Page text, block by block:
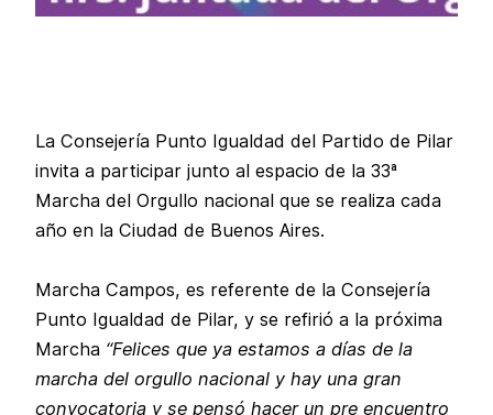
La Consejería Punto Igualdad del Partido de Pilar
invita a participar junto al espacio de la 33ª
Marcha del Orgullo nacional que se realiza cada
año en la Ciudad de Buenos Aires.
Marcha Campos, es referente de la Consejería
Punto Igualdad de Pilar, y se refirió a la próxima
Marcha “Felices que ya estamos a días de la
marcha del orgullo nacional y hay una gran
convocatoria y se pensó hacer un pre encuentro